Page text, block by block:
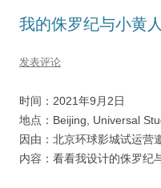
我的侏罗纪与小黄人
发表评论
时间：2021年9月2日
地点：Beijing, Universal
因由：北京环球影城试运营
内容：看看我设计的侏罗纪